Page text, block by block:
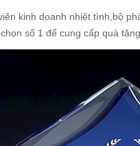
kinh doanh nhiệt tình,bộ
số 1 để cung cấp quà